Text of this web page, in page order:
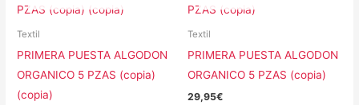
Textil
PRIMERA PUESTA ALGODON
ORGANICO 5 PZAS (copia)
(copia)
Textil
PRIMERA PUESTA ALGODON
ORGANICO 5 PZAS (copia)
29,95€